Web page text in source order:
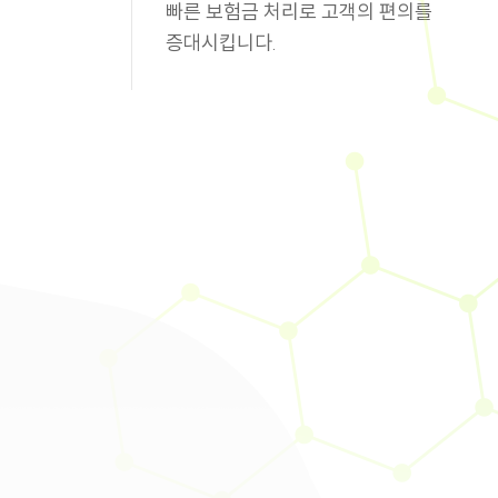
빠른 보험금 처리로 고객의 편의를
증대시킵니다.